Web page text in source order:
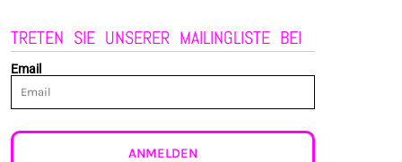
TRETEN SIE UNSERER MAILINGLISTE BEI
Email
ANMELDEN